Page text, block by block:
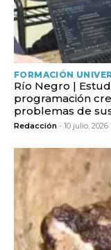
FORMACIÓN
Río Negro |
programación
problemas de
Redacción - 10 julio, 2026